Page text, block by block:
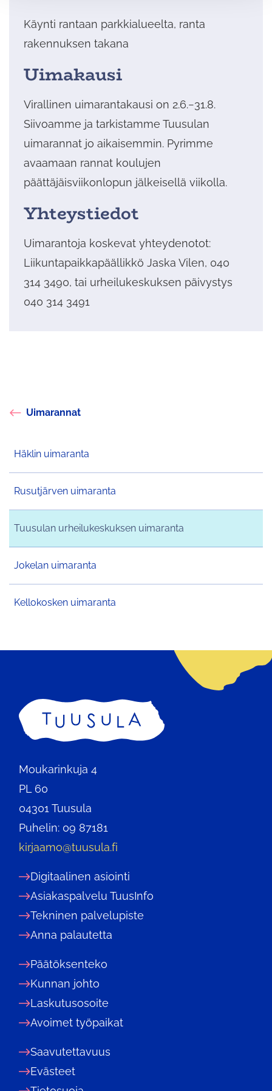
Uimarannat
Häklin uimaranta
Rusutjärven uimaranta
Tuusulan urheilukeskuksen uimaranta
Jokelan uimaranta
Kellokosken uimaranta
Käynti rantaan parkkialueelta, ranta
rakennuksen takana
Uimakausi
Virallinen uimarantakausi on 2.6.−31.8.
Siivoamme ja tarkistamme Tuusulan
uimarannat jo aikaisemmin. Pyrimme
avaamaan rannat koulujen
päättäjäisviikonlopun jälkeisellä viikolla.
Yhteystiedot
Uimarantoja koskevat yhteydenotot:
Liikuntapaikkapäällikkö Jaska Vilen, 040
314 3490, tai urheilukeskuksen päivystys
040 314 3491
Etusivu
Moukarinkuja 4
PL 60
04301 Tuusula
Puhelin: 09 87181
kirjaamo@tuusula.fi
Digitaalinen asiointi
Asiakaspalvelu TuusInfo
Tekninen palvelupiste
Anna palautetta
Päätöksenteko
Kunnan johto
Laskutusosoite
Avoimet työpaikat
Saavutettavuus
Evästeet